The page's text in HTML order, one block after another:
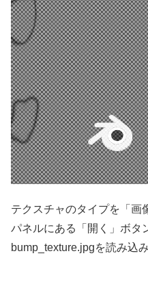
テクスチャのタイプを「画
パネルにある「開く」ボタ
bump_texture.jpgを読み込み